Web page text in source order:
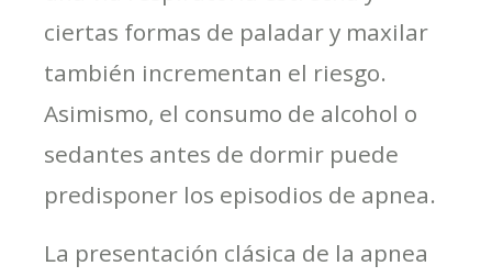
ciertas formas de paladar y maxilar
también incrementan el riesgo.
Asimismo, el consumo de alcohol o
sedantes antes de dormir puede
predisponer los episodios de apnea.
La presentación clásica de la apnea